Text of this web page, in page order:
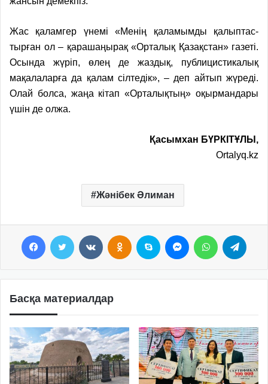
Жас қаламгер үнемі «Менің қаламымды қалыптас­
тырған ол – қарашаңырақ «Орталық Қазақстан» газеті.
Осында жүріп, өлең де жаздық, публицистикалық
мақалаларға да қалам сілтедік», – деп айтып жүреді.
Олай болса, жаңа кітап «Орталықтың» оқырмандары
үшін де олжа.
Қасымхан БҮРКІТҰЛЫ,
Ortalyq.kz
Жәнібек Әлиман
Басқа материалдар